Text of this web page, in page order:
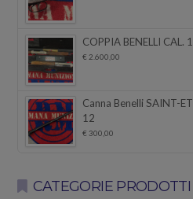
COPPIA BENELLI CAL.
€ 2.600,00
Canna Benelli SAINT-
12
€ 300,00
CATEGORIE PRODOTTI